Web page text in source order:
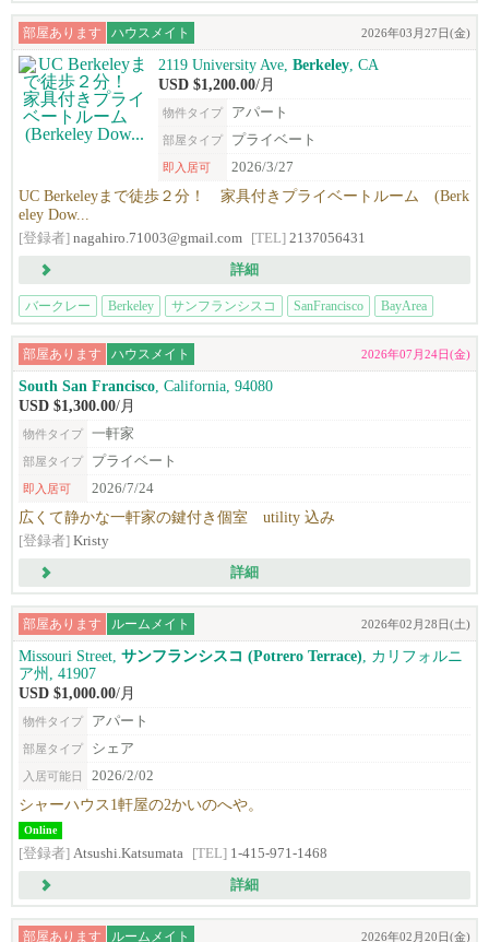
部屋あります ハウスメイト 2026年03月27日(金)
2119 University Ave, Berkeley , CA
USD $1,200.00/月
物件タイプ アパート
部屋タイプ プライベート
即入居可 2026/3/27
UC Berkeleyまで徒歩２分！ 家具付きプライベートルーム (Berk
eley Dow...
[登録者] nagahiro.71003@gmail.com [TEL] 2137056431
詳細
バークレー Berkeley サンフランシスコ SanFrancisco BayArea
部屋あります ハウスメイト 2026年07月24日(金)
South San Francisco , California, 94080
USD $1,300.00/月
物件タイプ 一軒家
部屋タイプ プライベート
即入居可 2026/7/24
広くて静かな一軒家の鍵付き個室 utility 込み
[登録者] Kristy
詳細
部屋あります ルームメイト 2026年02月28日(土)
Missouri Street, サンフランシスコ (Potrero Terrace) , カリフォルニ
ア州, 41907
USD $1,000.00/月
物件タイプ アパート
部屋タイプ シェア
入居可能日 2026/2/02
シャーハウス1軒屋の2かいのへや。
Online
[登録者] Atsushi.Katsumata [TEL] 1-415-971-1468
詳細
部屋あります ルームメイト 2026年02月20日(金)